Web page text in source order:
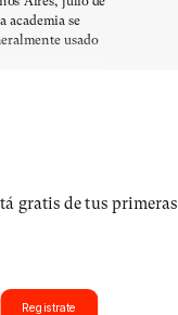
academia se
usado
gratis de tus primeras
Registrate